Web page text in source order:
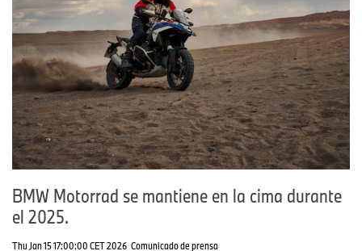
BMW Motorrad se mantiene en la cima durante
el 2025.
Thu Jan 15 17:00:00 CET 2026 Comunicado de prensa